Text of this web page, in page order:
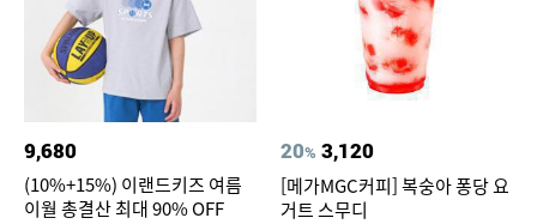
9,680
(10%+15%) 이랜드키즈 여름
이월 총결산 최대 90% OFF
20% 3,120
[메가MGC커피] 복숭아 퐁당 요
거트 스무디